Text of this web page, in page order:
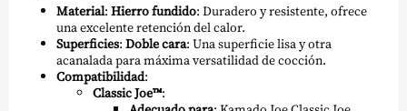
Material: Hierro fundido: Duradero y resistente, ofrece
una excelente retención del calor.
Superficies: Doble cara: Una superficie lisa y otra
acanalada para máxima versatilidad de cocción.
Compatibilidad:
Classic Joe™: